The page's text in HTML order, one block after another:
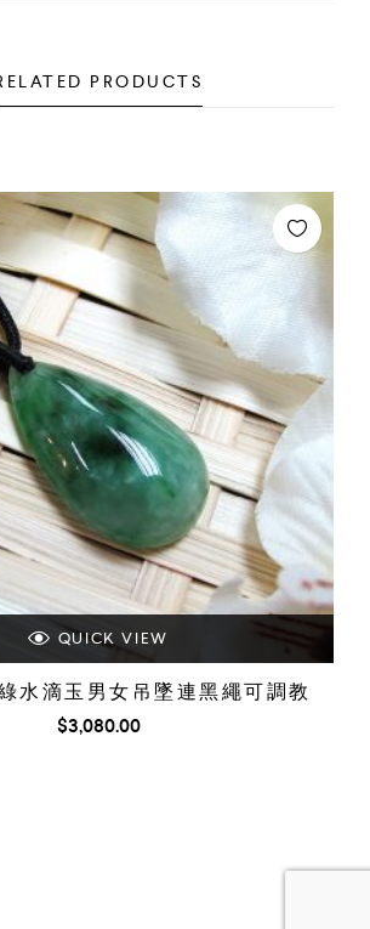
PRODUCTS
QUICK VIEW
水滴玉男女吊墜連黑繩可調教
$3,080.00